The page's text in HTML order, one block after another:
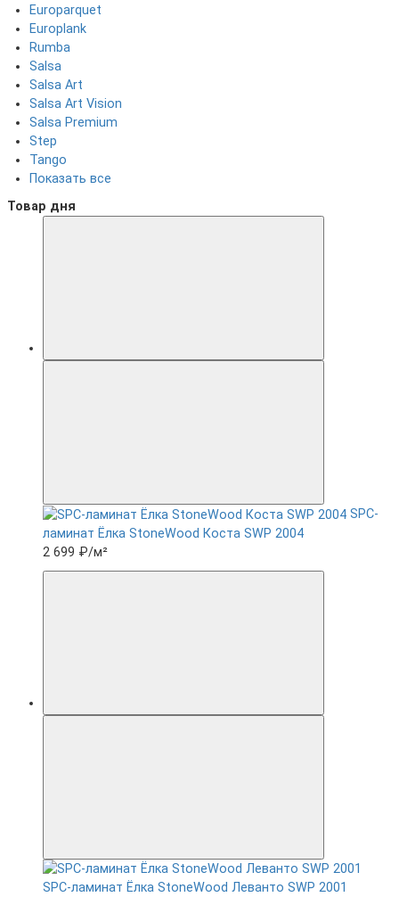
Europarquet
Europlank
Rumba
Salsa
Salsa Art
Salsa Art Vision
Salsa Premium
Step
Tango
Показать все
Товар дня
SPC-
ламинат Ëлка StoneWood Коста SWP 2004
2 699 ₽/м²
SPC-ламинат Ëлка StoneWood Леванто SWP 2001